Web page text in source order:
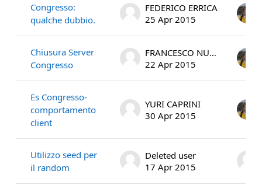
Congresso:
qualche dubbio.
FEDERICO ERRICA
25 Apr 2015
Chiusura Server
Congresso
FRANCESCO NUTINI
22 Apr 2015
Es Congresso-
comportamento
client
YURI CAPRINI
30 Apr 2015
Utilizzo seed per
il random
Deleted user
17 Apr 2015